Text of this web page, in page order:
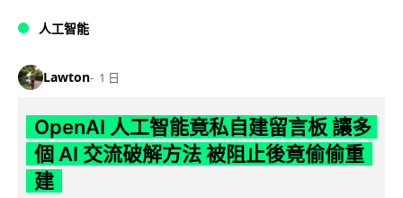
人工智能
Lawton 1 日
OpenAI 人工智能竟私自建留言板 讓多
個 AI 交流破解方法 被阻止後竟偷偷重
建